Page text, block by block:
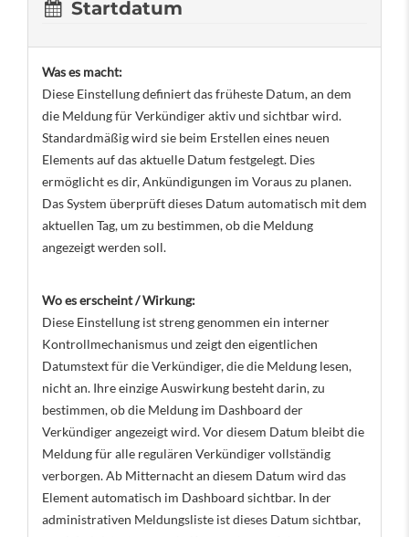
Startdatum
Was es macht:
Diese Einstellung definiert das früheste Datum, an dem
die Meldung für Verkündiger aktiv und sichtbar wird.
Standardmäßig wird sie beim Erstellen eines neuen
Elements auf das aktuelle Datum festgelegt. Dies
ermöglicht es dir, Ankündigungen im Voraus zu planen.
Das System überprüft dieses Datum automatisch mit dem
aktuellen Tag, um zu bestimmen, ob die Meldung
angezeigt werden soll.
Wo es erscheint / Wirkung:
Diese Einstellung ist streng genommen ein interner
Kontrollmechanismus und zeigt den eigentlichen
Datumstext für die Verkündiger, die die Meldung lesen,
nicht an. Ihre einzige Auswirkung besteht darin, zu
bestimmen, ob die Meldung im Dashboard der
Verkündiger angezeigt wird. Vor diesem Datum bleibt die
Meldung für alle regulären Verkündiger vollständig
verborgen. Ab Mitternacht an diesem Datum wird das
Element automatisch im Dashboard sichtbar. In der
administrativen Meldungsliste ist dieses Datum sichtbar,